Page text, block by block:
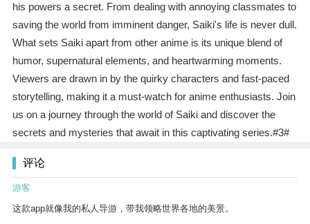
his powers a secret. From dealing with annoying classmates to
saving the world from imminent danger, Saiki's life is never dull.
What sets Saiki apart from other anime is its unique blend of
humor, supernatural elements, and heartwarming moments.
Viewers are drawn in by the quirky characters and fast-paced
storytelling, making it a must-watch for anime enthusiasts. Join
us on a journey through the world of Saiki and discover the
secrets and mysteries that await in this captivating series.#3#
评论
游客
这款app就像我的私人导游，带我领略世界各地的美景。